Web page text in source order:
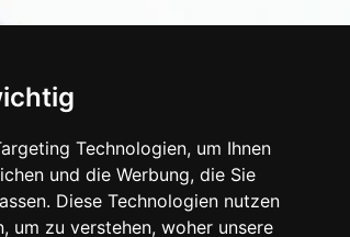
Technologien, um Ihnen
und die Werbung, die Sie
Diese Technologien nutzen
um zu verstehen, woher unsere